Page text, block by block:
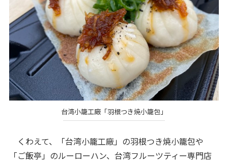
台湾小籠工廠「羽根つき焼小籠包」
くわえて、「台湾小籠工廠」の羽根つき焼小籠包や
「ご飯亭」のルーローハン、台湾フルーツティー専門店